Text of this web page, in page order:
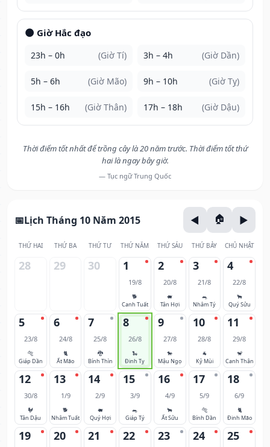
🌑 Giờ Hắc đạo
23h – 0h (Giờ Tí) 3h – 4h (Giờ Dần)
5h – 6h (Giờ Mão) 9h – 10h (Giờ Tỵ)
15h – 16h (Giờ Thân) 17h – 18h (Giờ Dậu)
Thời điểm tốt nhất để trồng cây là 20 năm trước. Thời điểm tốt thứ
hai là ngay bây giờ.
— Tục ngữ Trung Quốc
Lịch Tháng 10 Năm 2015
THỨ HAI THỨ BA THỨ TƯ THỨ NĂM THỨ SÁU THỨ BẢY CHỦ NHẬT
28 29 30 1
19/8
🐕
Canh Tuất
2
20/8
🐖
Tân Hợi
3
21/8
🐀
Nhâm Tý
4
22/8
🐂
Quý Sửu
5
23/8
🐅
Giáp Dần
6
24/8
🐈
Ất Mão
7
25/8
🐉
Bính Thìn
8
26/8
🐍
Đinh Tỵ
9
27/8
🐎
Mậu Ngọ
10
28/8
🐐
Kỷ Mùi
11
29/8
🐒
Canh Thân
12
30/8
🐓
Tân Dậu
13
1/9
🐕
Nhâm Tuất
14
2/9
🐖
Quý Hợi
15
3/9
🐀
Giáp Tý
16
4/9
🐂
Ất Sửu
17
5/9
🐅
Bính Dần
18
6/9
🐈
Đinh Mão
19 20 21 22 23 24 25